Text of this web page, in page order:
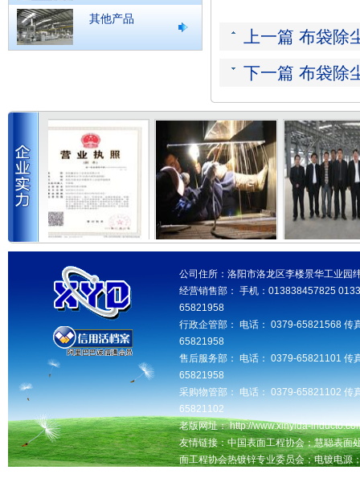
其他产品
上一篇 布袋除
下一篇 布袋除
公司住所：洛阳市洛龙区李楼景华工业
经营销售部： 手机：013838457825
65821958
行政企管部： 电话： 0379-65821568 传
65821958
售后服务部： 电话： 0379-65821101 传
65821958
采购物管部： 电话： 0379-65821102 传
65821102
老版网址： http://www.xinyida-
友情链接：中国表面工程协会；慧聪表面
面工程协会热镀锌专业委员会；电镀电源